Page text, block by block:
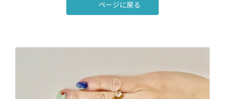
ページに戻る